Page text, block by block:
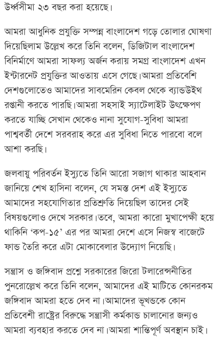
উর্ধ্বসীমা ২৩ বছর করা হয়েছে।
আমরা আধুনিক প্রযুক্তি সম্পন্ন বাংলাদেশ গড়ে তোলার ঘোষণা
দিয়েছিলাম উল্লেখ করে তিনি বলেন, ডিজিটাল বাংলাদেশ
বিনির্মাণে আমরা সাফল্য অর্জন করায় সমগ্র বাংলাদেশ এখন
ইন্টারনেট প্রযুক্তির আওতায় এসে গেছে। আমরা প্রতিবেশি
দেশগুলোতেও আমাদের সাবমেরিন কেবল থেকে ব্যান্ডউইথ
রপ্তানী করতে পারছি। আমরা সহসাই স্যাটেলাইট উৎক্ষেপণ
করতে যাচ্ছি সেখান থেকেও নানা সুযোগ-সুবিধা আমরা
পাশ্ববর্তী দেশে সরবরাহ করে এর সুবিধা নিতে পারবো বলে
আশা করছি।
জলবায়ু পরিবর্তন ইস্যুতে তিনি আরো সজাগ থাকার আহবান
জানিয়ে শেখ হাসিনা বলেন, যে সমস্ত দেশ এই ইস্যুতে
আমাদের সহযোগিতার প্রতিশ্রুতি দিয়েছিল তাদের সেই
বিষয়গুলোও দেখে সরকার। তবে, আমরা কারো মুখাপেক্ষী হয়ে
থাকিনি ‘কপ-১৫’ এর পর আমরা দেশে এসে নিজস্ব বাজেটে
ফান্ড তৈরি করে এটা মোকাবেলার উদ্যোগ নিয়েছি।
সন্ত্রাস ও জঙ্গিবাদ প্রশ্নে সরকারের জিরো টলারেন্সনীতির
পুনরোল্লেখ করে তিনি বলেন, আমাদের এই মাটিতে কোনরকম
জঙ্গিবাদ আমরা হতে দেব না। আমাদের ভূখন্ডকে কোন
প্রতিবেশী রাষ্ট্রের বিরুদ্ধে সন্ত্রাসী কর্মকান্ড চালানোর জন্যও
আমরা ব্যবহার করতে দেব না। আমরা শান্তিপূর্ণ অবস্থান চাই।